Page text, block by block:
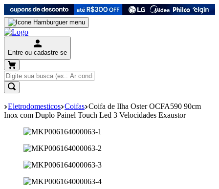
Entre ou cadastre-se
Eletrodomesticos Coifas Coifa de Ilha Oster OCFA590 90cm
Inox com Duplo Painel Touch Led 3 Velocidades Exaustor